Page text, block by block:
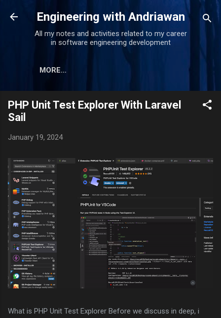
Skip to main content
Engineering with Andriawan
All my notes and activities related to my career
in software engineering development
MORE…
PHP Unit Test Explorer With Laravel
Sail
January 19, 2024
What is PHP Unit Test Explorer Before we discuss in deep, i